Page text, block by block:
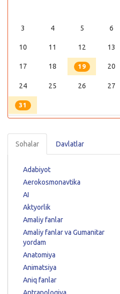
3 4 5 6
10 11 12 13
17 18 19 20
24 25 26 27
31
Sohalar Davlatlar
Adabiyot
Aerokosmonavtika
AI
Aktyorlik
Amaliy fanlar
Amaliy fanlar va Gumanitar
yordam
Anatomiya
Animatsiya
Aniq fanlar